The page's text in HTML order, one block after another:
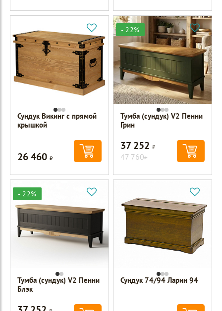
Сундук Викинг с прямой
крышкой
26 460Р
- 22%
Тумба (сундук) V2 Пенни
Грин
37 252Р
47 760Р
- 22%
Тумба (сундук) V2 Пенни
Блэк
Р
Сундук 74/94 Ларин 94